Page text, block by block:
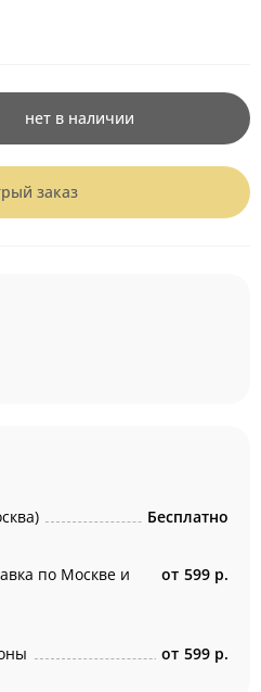
нет в наличии
заказ
Бесплатно
по Москве и
от 599 р.
от 599 р.